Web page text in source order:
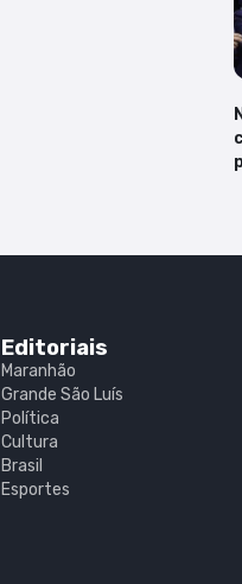
Editoriais
Maranhão
Grande São Luís
Política
Cultura
Brasil
Esportes